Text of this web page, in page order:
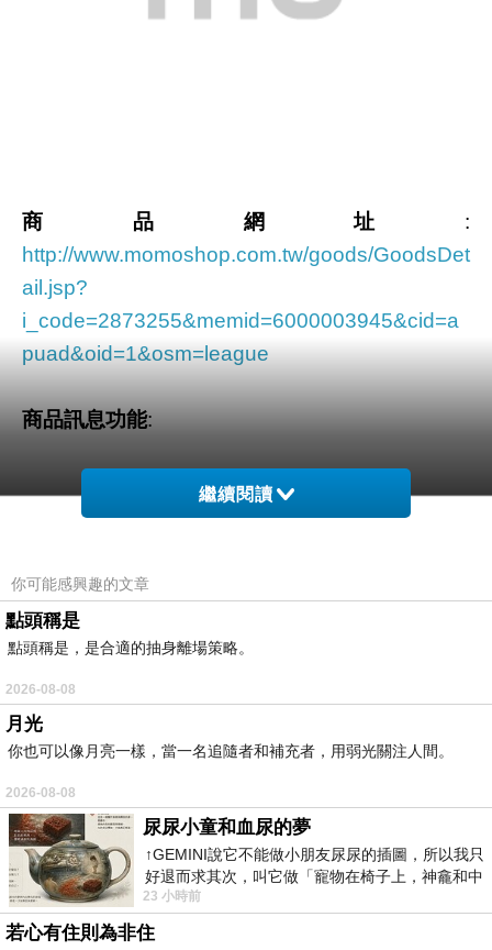
商品網址 :
http://www.momoshop.com.tw/goods/GoodsDet
ail.jsp?
i_code=2873255&memid=6000003945&cid=a
puad&oid=1&osm=league
商品訊息功能:
品號：2873255
不含Paraben
不含化學防腐劑
法國原裝進口
商品訊息描述 :
繼續閱讀
你可能感興趣的文章
點頭稱是
點頭稱是，是合適的抽身離場策略。
2026-08-08
月光
你也可以像月亮一樣，當一名追隨者和補充者，用弱光關注人間。
2026-08-08
尿尿小童和血尿的夢
↑GEMINI說它不能做小朋友尿尿的插圖，所以我只
好退而求其次，叫它做「寵物在椅子上，神龕和中
年人臉孔」的畫了。 六月底
23 小時前
若心有住則為非住